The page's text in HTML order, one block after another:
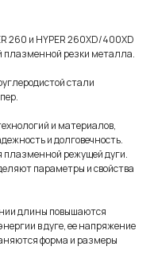
260 и HYPER 260XD/400XD
плазменной резки металла.
стали
и материалов,
и долговечность.
режущей дуги.
параметры и свойства
длины повышаются
в дуге, ее напряжение
форма и размеры